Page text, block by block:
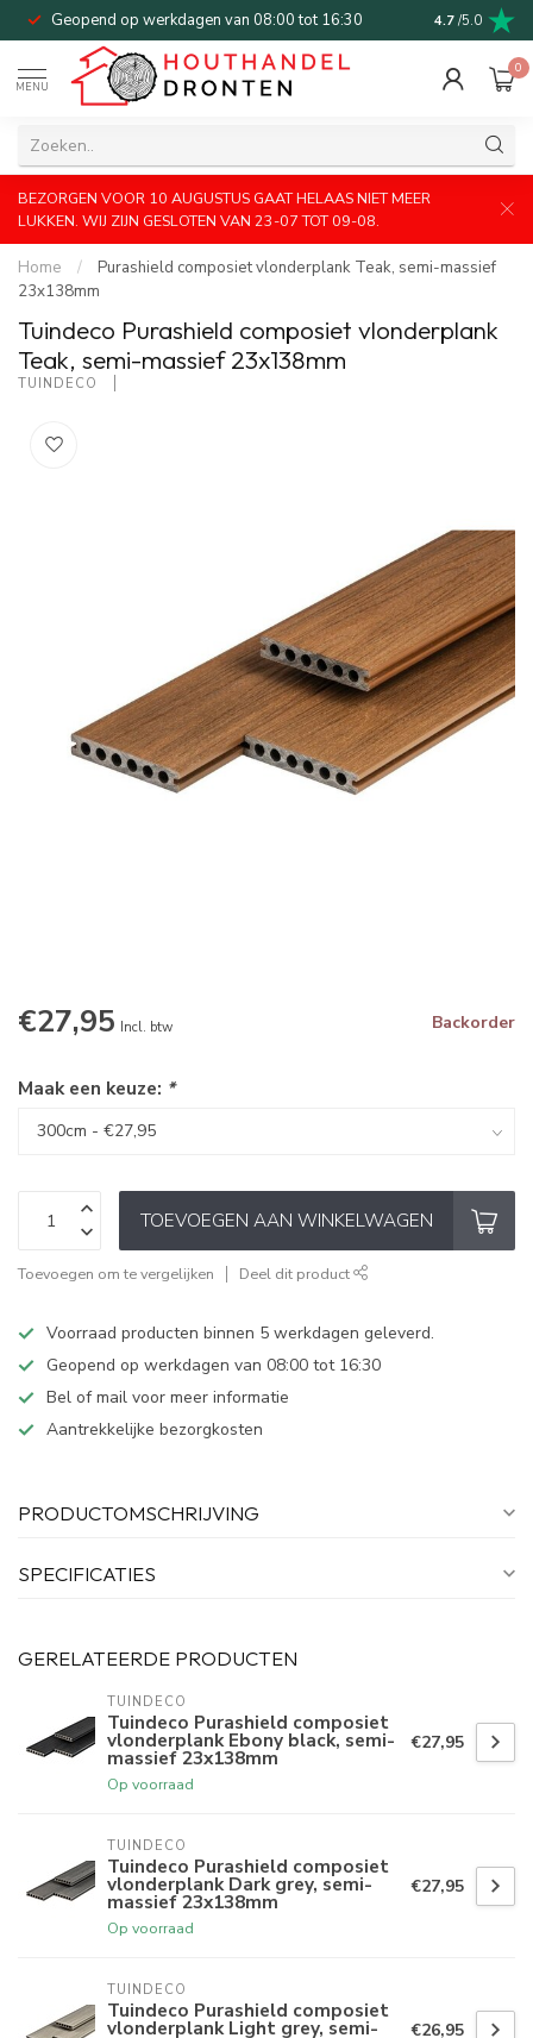
Geopend op werkdagen van 08:00 tot 16:30 Bel of mail
4.7 /5.0
MENU
0
BEZORGEN VOOR 10 AUGUSTUS GAAT HELAAS NIET MEER
LUKKEN. WIJ ZIJN GESLOTEN VAN 23-07 TOT 09-08.
Home /
Purashield composiet vlonderplank Teak, semi-massief
23x138mm
Tuindeco Purashield composiet vlonderplank
Teak, semi-massief 23x138mm
TUINDECO
€27,95 Incl. btw Backorder
Maak een keuze: *
TOEVOEGEN AAN WINKELWAGEN
Toevoegen om te vergelijken Deel dit product
Voorraad producten binnen 5 werkdagen geleverd.
Geopend op werkdagen van 08:00 tot 16:30
Bel of mail voor meer informatie
Aantrekkelijke bezorgkosten
PRODUCTOMSCHRIJVING
SPECIFICATIES
GERELATEERDE PRODUCTEN
TUINDECO
Tuindeco Purashield composiet
vlonderplank Ebony black, semi-
massief 23x138mm
Op voorraad
€27,95
TUINDECO
Tuindeco Purashield composiet
vlonderplank Dark grey, semi-
massief 23x138mm
Op voorraad
€27,95
TUINDECO
Tuindeco Purashield composiet
vlonderplank Light grey, semi- €26,95